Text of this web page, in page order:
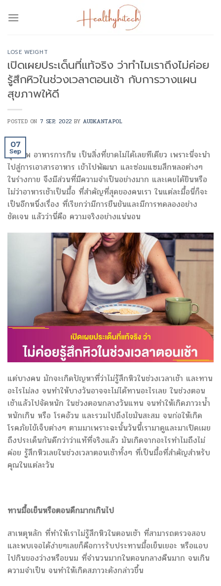
LOSE WEIGHT
เปิดเผยประเด็นที่แท้จริง ว่าทำไมเราถึงไม่ค่อย
รู้สึกหิวในช่วงเวลาตอนเช้า กับการวางแผน
สุขภาพให้ดี
POSTED ON 7 SEP, 2022 BYAUDKANTAPOL
07
Sep
สุขภาพ อาหารการกิน เป็นสิ่งที่ขาดไม่ได้เลยทีเดียว เพราะนี่จะนำ
ไปสู่การเอาสารอาหาร เข้าไปพัฒนา และซ่อมแซมสึกหลอต่างๆ
ในร่างกาย จึงมีส่วนที่มีความจำเป็นอย่างมาก และเคยได้ยินหรือ
ไม่ว่าอาหารเช้าเป็นมื้อ ที่สำคัญที่สุดของคนเรา ในแต่ละมื้อนี่ก็จะ
เป็นอีกหนึ่งเรื่อง ที่เรียกว่ามีการยืนยันและมีการทดลองอย่าง
ชัดเจน แล้วว่านี่คือ ความจริงอย่างแน่นอน
แต่บางคน มักจะเกิดปัญหาที่ว่าไม่รู้สึกหิวในช่วงเวลาเช้า และทาน
อะไรไม่ลง จนทำให้บางวันอาจจะไม่ได้ทานอะไรเลย ในช่วงตอน
เช้าแล้วไปจัดหนัก ในช่วงตอนกลางวันแทน จนทำให้เกิดภาวะน้ำ
หนักเกิน หรือ โรคอ้วน และรวมไปถึงไขมันสะสม จนก่อให้เกิด
โรคภัยไข้เจ็บต่างๆ ตามมาเพราะฉะนั้นวันนี้เรามาดูและมาเปิดเผย
ถึงประเด็นกันดีกว่าว่าแท้ที่จริงแล้ว มันเกิดจากอะไรทำไมถึงไม่
ค่อย รู้สึกหิวเลยในช่วงเวลาตอนเช้าทั้งๆ ที่เป็นมื้อที่สำคัญสำหรับ
คุณในแต่ละวัน
ทานมื้อเย็นหรือตอนดึกมากเกินไป
สาเหตุหลัก ที่ทำให้เราไม่รู้สึกหิวในตอนเช้า ที่สามารถตรวจสอบ
และพบเจอได้ง่ายๆเลยก็คือการรับประทานมื้อเย็นเยอะ หรือแอบ
ไปกินของว่างหรือขนม ที่จำนวนมากในตอนกลางคืนมาก จนเกิน
ความจำเป็น จนทำให้เกิดสภาวะดังกล่าวขึ้น